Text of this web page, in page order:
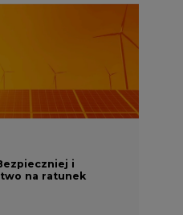
i
na ratunek